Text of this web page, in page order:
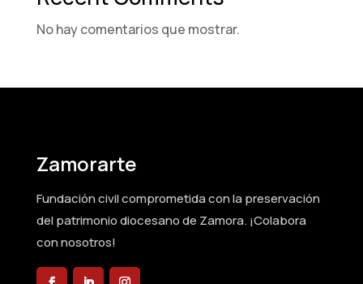
No hay comentarios que mostrar.
Zamorarte
Fundación civil comprometida con la preservación
del patrimonio diocesano de Zamora. ¡Colabora
con nosotros!